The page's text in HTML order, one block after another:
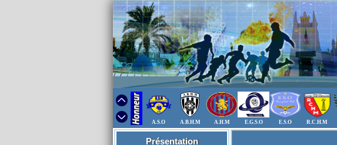
A.S.O A.B.H.M A.H.M E.G.S.O E.S.O R.C.H.M
Présentation